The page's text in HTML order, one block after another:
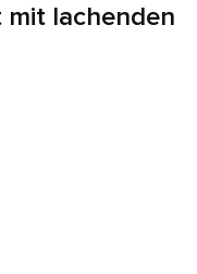
mit lachenden